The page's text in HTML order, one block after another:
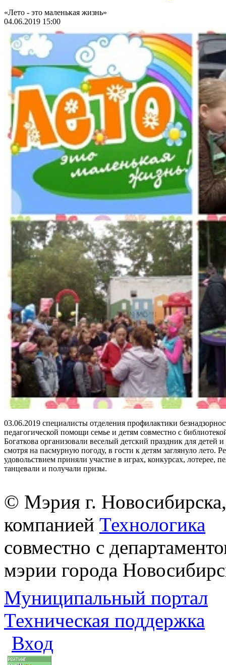
«Лето - это маленькая жизнь»
04.06.2019 15:00
03.06.2019 специалисты отделения профилактики
педагогической помощи семье и детям совместно с
Богаткова организовали веселый детский праздник для детей
смотря на пасмурную погоду, в гости к детям заглянуло лето.
удовольствием приняли участие в играх, конкурсах, лотерее,
танцевали и получали призы.
© Мэрия г.
компанией Технологика
совместно с
мэрии города
Муниципальный портал
Техническая поддержка
Вход